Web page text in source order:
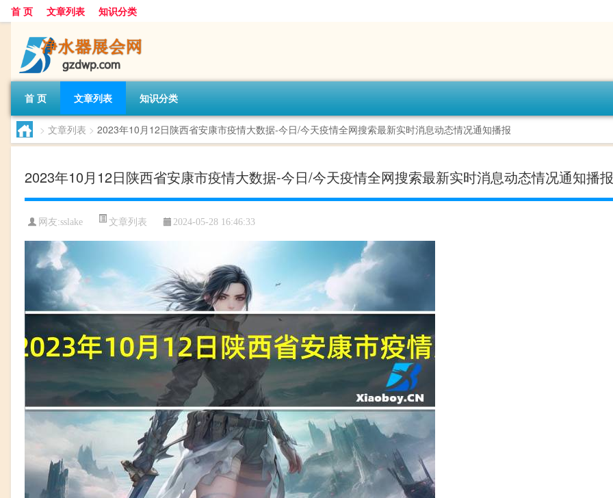
首 页 文章列表 知识分类
首 页 文章列表 知识分类
> 文章列表 > 2023年10月12日陕西省安康市疫情大数据-今日/今天疫情全网搜索最新实时消息动态情况通知播报
2023年10月12日陕西省安康市疫情大数据-今日/今天疫情全网搜索最新实时消息动态情况通知播报
网友:sslake 文章列表 2024-05-28 16:46:33